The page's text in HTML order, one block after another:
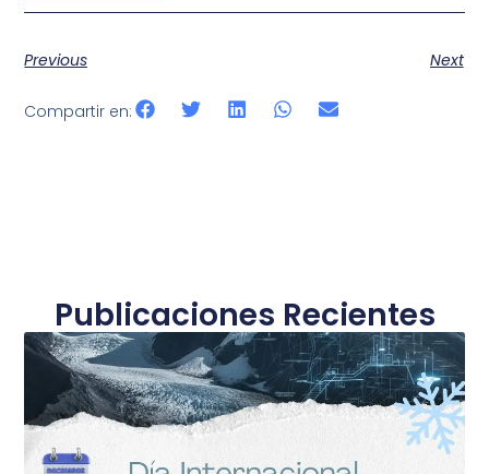
Previous Next
Compartir en:
Publicaciones Recientes